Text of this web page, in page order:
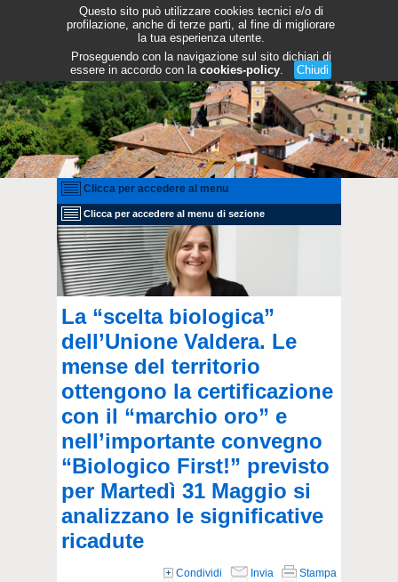
Questo sito può utilizzare cookies tecnici e/o di
profilazione, anche di terze parti, al fine di migliorare
la tua esperienza utente.
Proseguendo con la navigazione sul sito dichiari di
essere in accordo con la cookies-policy. Chiudi
Clicca per accedere al menu
Clicca per accedere al menu di sezione
La “scelta biologica”
dell’Unione Valdera. Le
mense del territorio
ottengono la certificazione
con il “marchio oro” e
nell’importante convegno
“Biologico First!” previsto
per Martedì 31 Maggio si
analizzano le significative
ricadute
Condividi Invia
Stampa